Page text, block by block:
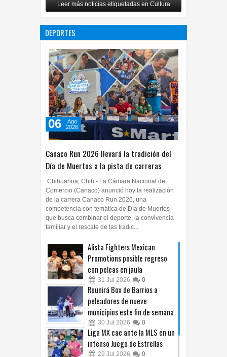
28 Jul 2026 0
Impulsa UPCH creatividad y
ficciones
27 Jul 2026 0
DEPORTES
Canaco Run 2026 llevará la tradición del
Día de Muertos a la pista de carreras
06
Ago
Chihuahua, Chih.- La Cámara Nacional de
Comercio (Canaco) anunció hoy la realización
de la carrera Canaco Run 2026, una
competencia con temática de Día de Muertos
que busca combinar el deporte, la convivencia
Alista Fighters Mexican
Promotions posible regreso
con peleas en jaula
31 Jul 2026 0
Reunirá Box de Barrios a
peleadores de nueve
municipios este fin de semana
30 Jul 2026 0
Liga MX cae ante la MLS en un
intenso Juego de Estrellas